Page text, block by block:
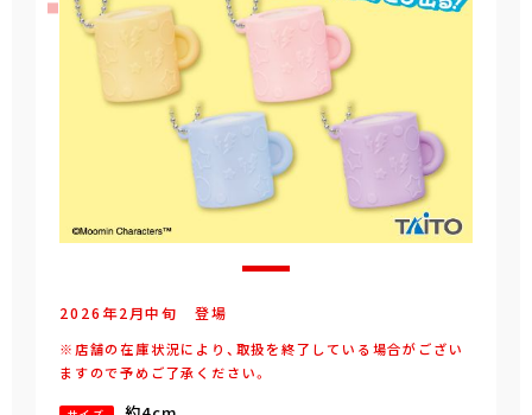
2026年2月中旬 登場
※店舗の在庫状況により、取扱を終了している場合がござい
ますので予めご了承ください。